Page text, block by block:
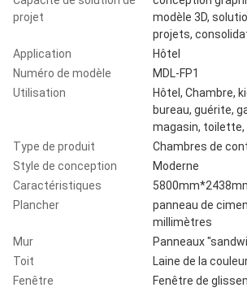
projet
modèle 3D,
projets,
Application
Hôtel
Numéro de modèle
MDL-FP1
Utilisation
Hôtel, Chambre,
bureau, guérite,
magasin, toilette,
Type de produit
Chambres de
Style de conception
Moderne
Caractéristiques
Plancher
panneau de
millimètres
Mur
Panneaux
Toit
Laine de la
Fenêtre
Fenêtre de